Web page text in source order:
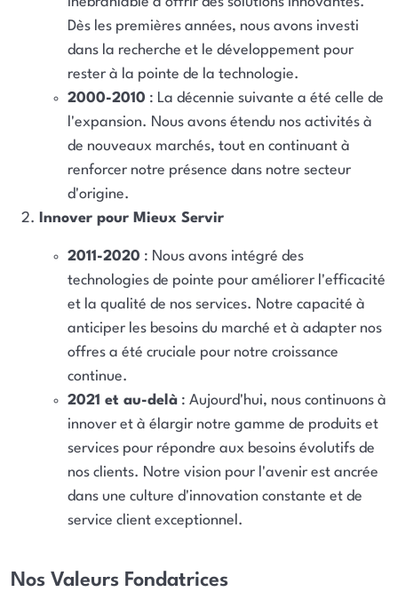
Dès les premières années, nous avons investi
dans la recherche et le développement pour
rester à la pointe de la technologie.
2000-2010 : La décennie suivante a été celle de
l'expansion. Nous avons étendu nos activités à
de nouveaux marchés, tout en continuant à
renforcer notre présence dans notre secteur
d'origine.
Innover pour Mieux Servir
2011-2020 : Nous avons intégré des
technologies de pointe pour améliorer l'efficacité
et la qualité de nos services. Notre capacité à
anticiper les besoins du marché et à adapter nos
offres a été cruciale pour notre croissance
continue.
2021 et au-delà : Aujourd'hui, nous continuons à
innover et à élargir notre gamme de produits et
services pour répondre aux besoins évolutifs de
nos clients. Notre vision pour l'avenir est ancrée
dans une culture d'innovation constante et de
service client exceptionnel.
Nos Valeurs Fondatrices